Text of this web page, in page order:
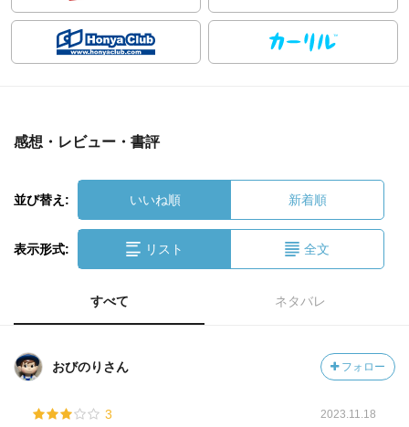
感想・レビュー・書評
並び替え: いいね順 新着順
表示形式: リスト 全文
すべて ネタバレ
おびのりさん フォロー
3 2023.11.18